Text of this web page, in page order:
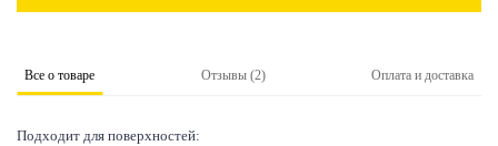
Все о товаре Отзывы (2) Оплата и доставка
Подходит для поверхностей: